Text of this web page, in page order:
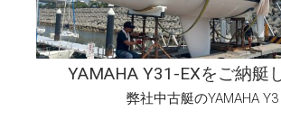
YAMAHA Y31-EXをご納艇
弊社中古艇のYAMAHA Y3